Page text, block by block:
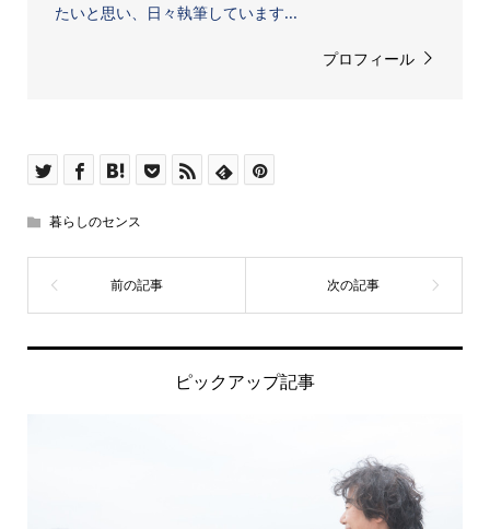
たいと思い、日々執筆しています...
プロフィール
暮らしのセンス
ピックアップ記事